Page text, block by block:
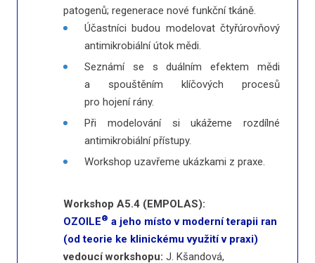
patogenů; regenerace nové funkční tkáně.
Účastníci budou modelovat čtyřúrovňový
antimikrobiální útok mědi.
Seznámí se s duálním efektem mědi
a spouštěním klíčových procesů
pro hojení rány.
Při modelování si ukážeme rozdílné
antimikrobiální přístupy.
Workshop uzavřeme ukázkami z praxe.
Workshop A5.4 (EMPOLAS):
OZOILE® a jeho místo v moderní terapii ran
(od teorie ke klinickému využití v praxi)
vedoucí workshopu: J. Kšandová,